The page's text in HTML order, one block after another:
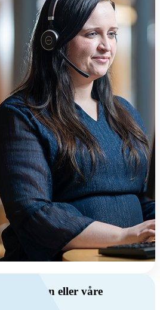
eller våre